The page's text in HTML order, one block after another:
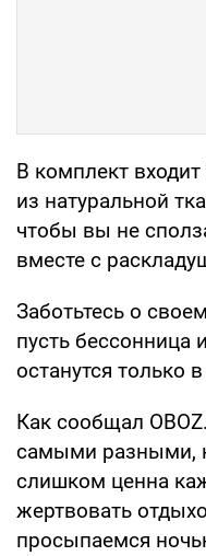
В комплект
из натуральной
чтобы вы не
вместе с
Заботьтесь о
пусть бессонница
останутся только
Как сообщал
самыми разными,
слишком ценна
жертвовать
просыпаемся